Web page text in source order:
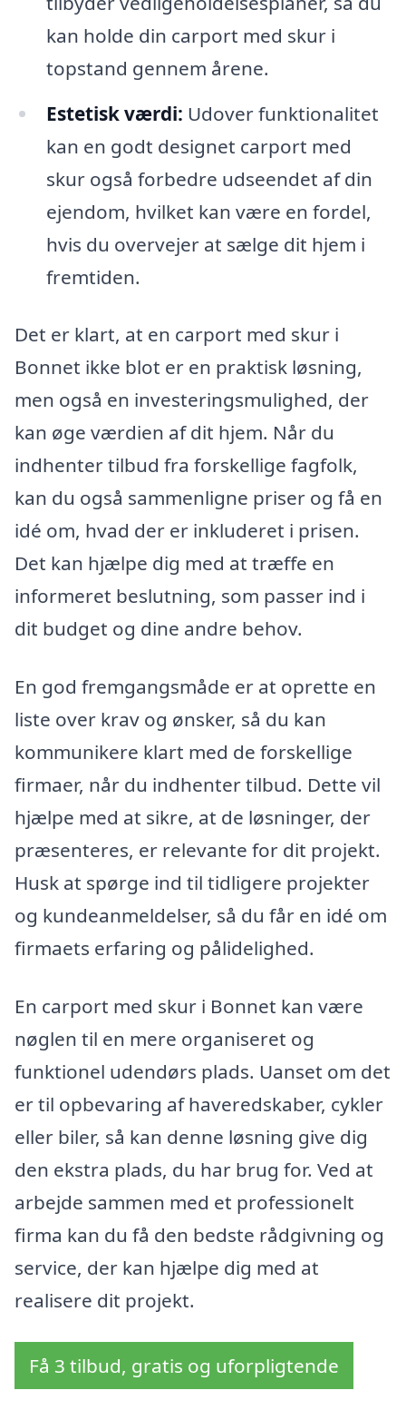
kan holde din carport med skur i
topstand gennem årene.
Estetisk værdi: Udover funktionalitet
kan en godt designet carport med
skur også forbedre udseendet af din
ejendom, hvilket kan være en fordel,
hvis du overvejer at sælge dit hjem i
fremtiden.
Det er klart, at en carport med skur i
Bonnet ikke blot er en praktisk løsning,
men også en investeringsmulighed, der
kan øge værdien af dit hjem. Når du
indhenter tilbud fra forskellige fagfolk,
kan du også sammenligne priser og få en
idé om, hvad der er inkluderet i prisen.
Det kan hjælpe dig med at træffe en
informeret beslutning, som passer ind i
dit budget og dine andre behov.
En god fremgangsmåde er at oprette en
liste over krav og ønsker, så du kan
kommunikere klart med de forskellige
firmaer, når du indhenter tilbud. Dette vil
hjælpe med at sikre, at de løsninger, der
præsenteres, er relevante for dit projekt.
Husk at spørge ind til tidligere projekter
og kundeanmeldelser, så du får en idé om
firmaets erfaring og pålidelighed.
En carport med skur i Bonnet kan være
nøglen til en mere organiseret og
funktionel udendørs plads. Uanset om det
er til opbevaring af haveredskaber, cykler
eller biler, så kan denne løsning give dig
den ekstra plads, du har brug for. Ved at
arbejde sammen med et professionelt
firma kan du få den bedste rådgivning og
service, der kan hjælpe dig med at
realisere dit projekt.
Få 3 tilbud, gratis og uforpligtende